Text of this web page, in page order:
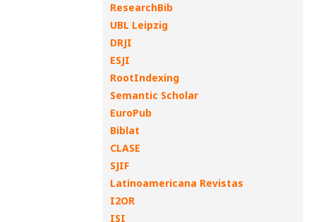
ResearchBib
UBL Leipzig
DRJI
ESJI
RootIndexing
Semantic Scholar
EuroPub
Biblat
CLASE
SJIF
Latinoamericana Revistas
I2OR
ISI